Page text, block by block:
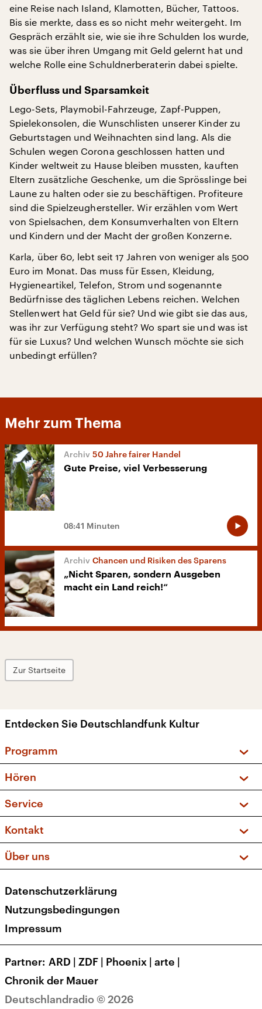
eine Reise nach Island, Klamotten, Bücher, Tattoos.
Bis sie merkte, dass es so nicht mehr weitergeht. Im
Gespräch erzählt sie, wie sie ihre Schulden los wurde,
was sie über ihren Umgang mit Geld gelernt hat und
welche Rolle eine Schuldnerberaterin dabei spielte.
Überfluss und Sparsamkeit
Lego-Sets, Playmobil-Fahrzeuge, Zapf-Puppen,
Spielekonsolen, die Wunschlisten unserer Kinder zu
Geburtstagen und Weihnachten sind lang. Als die
Schulen wegen Corona geschlossen hatten und
Kinder weltweit zu Hause bleiben mussten, kauften
Eltern zusätzliche Geschenke, um die Sprösslinge bei
Laune zu halten oder sie zu beschäftigen. Profiteure
sind die Spielzeughersteller. Wir erzählen vom Wert
von Spielsachen, dem Konsumverhalten von Eltern
und Kindern und der Macht der großen Konzerne.
Karla, über 60, lebt seit 17 Jahren von weniger als 500
Euro im Monat. Das muss für Essen, Kleidung,
Hygieneartikel, Telefon, Strom und sogenannte
Bedürfnisse des täglichen Lebens reichen. Welchen
Stellenwert hat Geld für sie? Und wie gibt sie das aus,
was ihr zur Verfügung steht? Wo spart sie und was ist
für sie Luxus? Und welchen Wunsch möchte sie sich
unbedingt erfüllen?
Mehr zum Thema
50 Jahre fairer Handel
Gute Preise, viel Verbesserung
08:41 Minuten
Chancen und Risiken des Sparens
„Nicht Sparen, sondern Ausgeben
macht ein Land reich!“
Zur Startseite
Entdecken Sie Deutschlandfunk Kultur
Programm
Sendungen und Podcasts
Musikliste
Kakadu – Das Kinderprogramm
Hören
Frequenzen (UKW + DAB+)
Service
FAQ
Apps
Newsletter
Veranstaltungen
Kontakt
Social Media
Über uns
Presse
Karriere
Transparenz
Deutschlandradio © 2026
Datenschutzerklärung
Nutzungsbedingungen
Impressum
Partner ARD | ZDF | Phoenix | arte |
Chronik der Mauer